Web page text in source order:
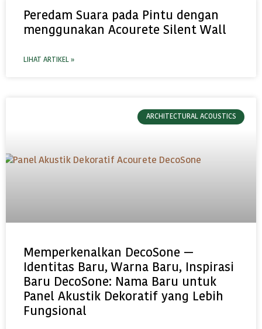
Peredam Suara pada Pintu dengan
menggunakan Acourete Silent Wall
LIHAT ARTIKEL »
ARCHITECTURAL ACOUSTICS
Memperkenalkan DecoSone —
Identitas Baru, Warna Baru, Inspirasi
Baru DecoSone: Nama Baru untuk
Panel Akustik Dekoratif yang Lebih
Fungsional